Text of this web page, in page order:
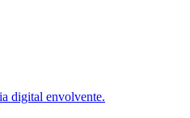
digital envolvente.